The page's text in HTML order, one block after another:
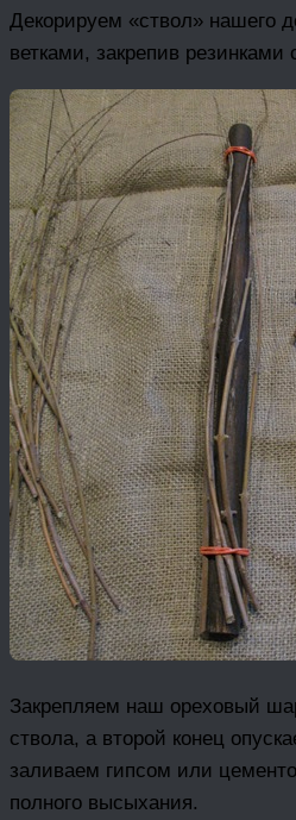
Декорируем «ствол» нашего
ветками, закрепив резинками
Закрепляем наш ореховый
ствола, а второй конец
заливаем гипсом или
полного высыхания.